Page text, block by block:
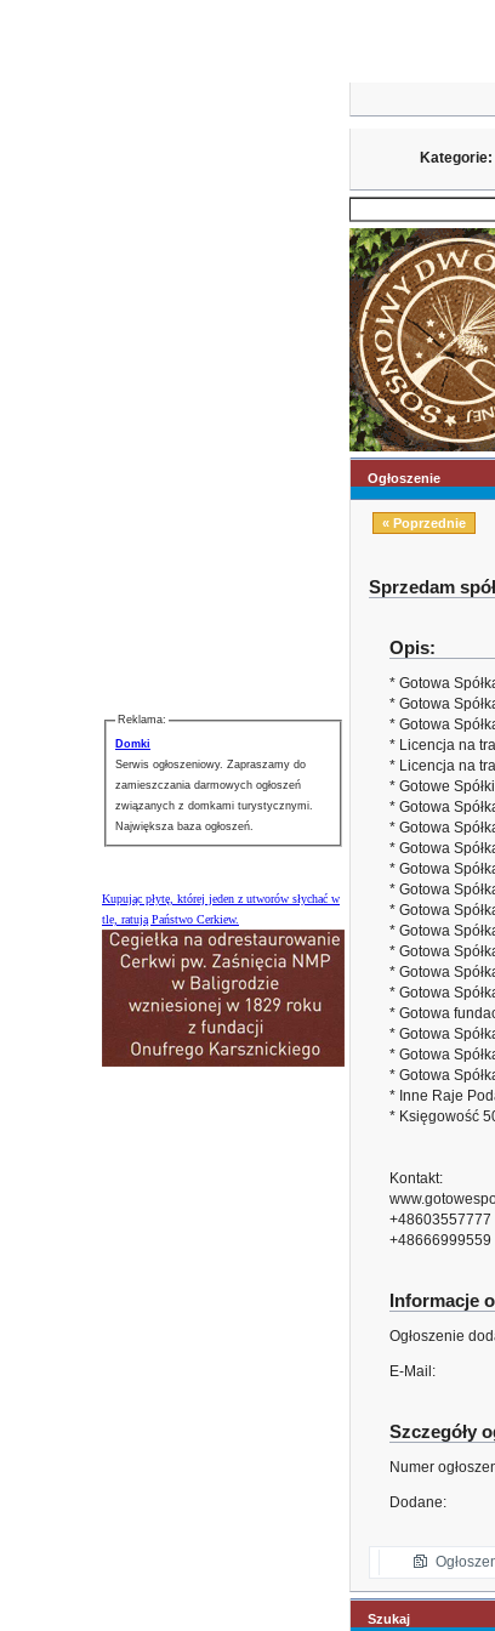
Reklama:
Domki
Serwis ogłoszeniowy. Zapraszamy do
zamieszczania darmowych ogłoszeń
związanych z domkami turystycznymi.
Największa baza ogłoszeń.
Kupując płytę, której jeden z utworów słychać w
tle, ratują Państwo Cerkiew.
Kategorie:
Ogłoszenie
« Poprzednie
Sprzedam
Opis:
* Gotowa
* Gotowa
* Gotowa
* Licencja na
* Licencja na
* Gotowe
* Gotowa
* Gotowa
* Gotowa
* Gotowa
* Gotowa
* Gotowa
* Gotowa
* Gotowa
* Gotowa
* Gotowa
* Gotowa
* Gotowa
* Gotowa
* Gotowa
* Inne Raje
* Księgowość
Kontakt:
+48603557777
+48666999559
Informacje
Ogłoszenie
E-Mail:
Szczegóły
Numer
Dodane:
Szukaj